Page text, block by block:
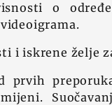
o
i iskrene želje
prvih